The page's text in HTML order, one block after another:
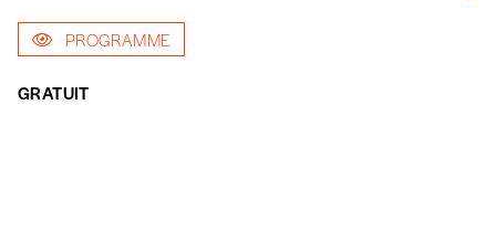
INSCRIPTION
*champs obligatoires
Abonnement
PROGRAMME
GRATUIT